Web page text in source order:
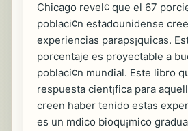
Chicago revel¢ que el 67
poblaci¢n estadounidense
experiencias paraps¡quicas.
porcentaje es proyectable a
poblaci¢n mundial. Este libro
respuesta cient¡fica para
creen haber tenido estas
es un mdico bioqu¡mico